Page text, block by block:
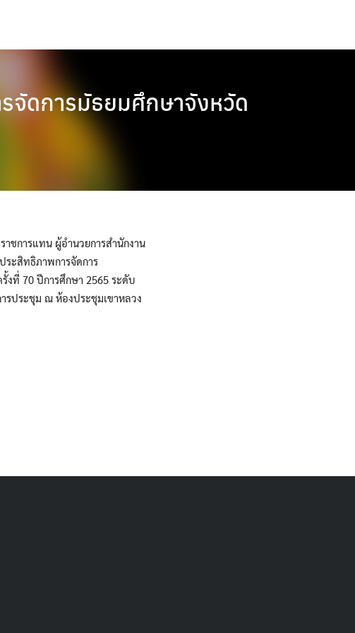
จัดการมัธยมศึกษาจังหวัด
ชการแทน ผู้อำนวยการสำนักงาน
ระสิทธิภาพการจัดการ
งที่ 70 ปีการศึกษา 2565 ระดับ
รประชุม ณ ห้องประชุมเขาหลวง